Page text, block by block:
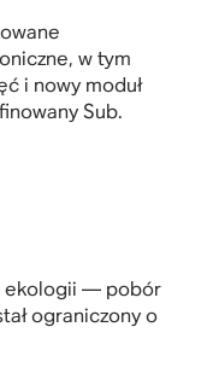
w tym
i nowy moduł
Sub.
ekologii — pobór
ograniczony o